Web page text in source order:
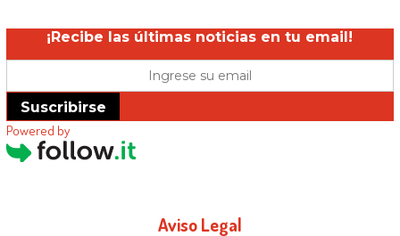
¡Recibe las últimas noticias en tu email!
Suscribirse
Powered by
Aviso Legal